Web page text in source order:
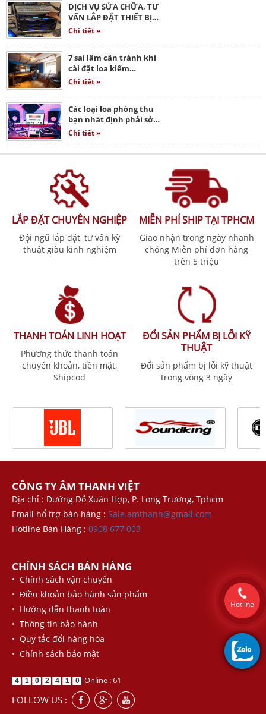
DỊCH VỤ SỬA CHỮA, TƯ
VẤN LẮP ĐẶT THIẾT BỊ…
Chi tiết »
7 sai lầm cần tránh khi
cài đặt loa kiểm…
Chi tiết »
Các loại loa phòng thu
bạn nhất định phải sở…
Chi tiết »
LẮP ĐẶT CHUYÊN NGHIỆP
Đội ngũ lắp đặt, tư vấn kỹ
thuật giàu kinh nghiệm
MIỄN PHÍ SHIP TẠI TPHCM
Giao nhận trong ngày nhanh
chóng Miễn phí đơn hàng
trên 5 triệu
THANH TOÁN LINH HOẠT
Phương thức thanh toán
chuyển khoản, tiền mặt,
Shipcod
ĐỔI SẢN PHẨM BỊ LỖI KỸ
THUẬT
Đổi sản phẩm bị lỗi kỹ thuật
trong vòng 3 ngày
CÔNG TY ÂM THANH VIỆT
Địa chỉ : Đường Đỗ Xuân Hợp, P. Long Trường, Tphcm
Email hổ trợ bán hàng : Sale.amthanh@gmail.com
Hotline Bán Hàng : 0908 677 003
CHÍNH SÁCH BÁN HÀNG
• Chính sách vận chuyển
• Điều khoản bảo hành sản phẩm
• Hướng dẫn thanh toán
• Thông tin bảo hành
• Quy tắc đổi hàng hóa
• Chính sách bảo mật
4 1 0 2 4 1 0 Online : 61
FOLLOW US :
Hotline